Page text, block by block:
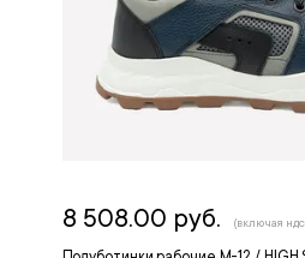
8 508.00 руб. (включая ндс